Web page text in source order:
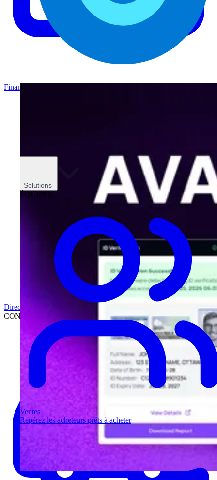
Solutions
ÉQUIPES
Ventes
Repérez les acheteurs prêts à acheter
Finance
Direction
CONCESSIONNAIRES